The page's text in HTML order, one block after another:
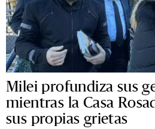
Milei profundiza sus
mientras la Casa
sus propias grietas